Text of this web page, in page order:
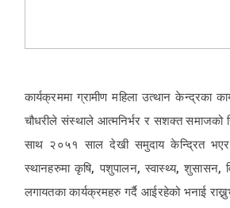
कार्यक्रममा ग्रामीण महिला उत्थान केन्द्रका
चौधरीले संस्थाले आत्मनिर्भर र सशक्त समाजको
साथ २०५१ साल देखी समुदाय केन्द्रित भएर
स्थानहरुमा कृषि, पशुपालन, स्वास्थ्य, शुसासन,
लगायतका कार्यक्रमहरु गर्दै आईरहेको भनाई